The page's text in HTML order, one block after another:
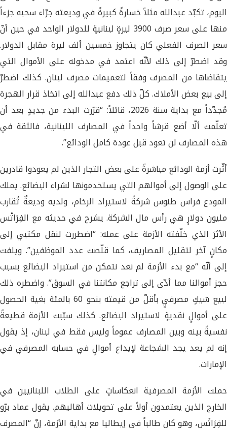
اليوم، تكبّد عبدالله مثلاً خسارةً كبيرةً في وديعته جرّاء سحبه جزءاً
منها على سعر صرف 3900 ليرةٍ لبنانيةٍ للدولار الواحد في حين أنّ
سعر الصرف الفعلي كان يتجاوز خمسين ألف ليرة مقابل الدولار.
وقد اضطرّ إلى ذلك لأنّه اعتمد في مدخوله على الأموال التي
يتقاضاها من المصرف وفقاً لتعميمات مصرف لبنان. كذلك اضطرّ
إلى بيع بعض الأملاك. كلّ ذلك دفع عبدالله إلى اتخاذ قرار الهجرة
مُجدّداً مع بداية سنة 2026، قائلاً: “قرّرت البدء من جديدٍ بعد أن
تعلّمت ألّا أضع قرشاً واحداً في المصارف اللبنانية، فالثقة في
هذه المصارف لن تعود قبل عودة كامل الودائع”.
أثّرت أزمة الودائع مباشرةً على بعض التجار الذين لم يعودوا قادرين
على الوصول إلى أموالهم التي يستخدمونها لشراء البضائع. يملك
المودع فراس طنوس شركةً لاستيراد الرخام، ولديه وديعةٌ تُقارب
مليون دولارٍ هي رأس مال الشركة. يشرح في حديثه مع الفِرَاتْس
الأثرَ الذي خلّفته الأزمة على عمله: “اضطررت لنقل مكتبي إلى
مكانٍ آخر لتقليل المصاريف، كما قلّصت عدد الموظفين”. ويلفت
إلى أنّه “مع بدء الأزمة لم نعد نتمكن من استيراد البضائع بسبب
حجز أموالنا مما أدّى إلى تراجع مكانتنا في السوق”. واضطره ذلك
لبيع شيكٍ مصرفيٍ بأقلّ من قيمته بنحو 60 بالمئة بغية الحصول
على أموالٍ نقديةٍ لاستيراد البضائع. كذلك سبّبت الأزمة قطيعةً
نفسيةً بينه وبين المصارف عموماً وليس فقط في لبنان، إذ يقول
إنه لم يعد يجد الشجاعة لإيداع أموالٍ في حسابه المصرفي في
الإمارات.
حملت الأزمة المصرفية انعكاساتٍ على الطلاب اللبنانيين في
الخارج الذين يعتمدون أولاً على تحويلات أهاليهم. يقول عماد برّو
للفِرَاتْس، وهو كان طالباً في إيطاليا مع بداية الأزمة، إنّ “المصرف